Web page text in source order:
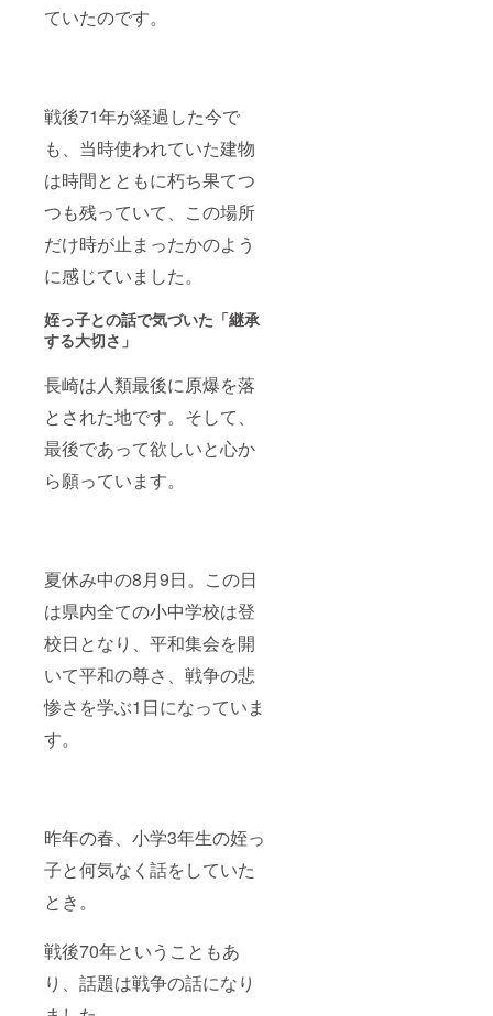
ていたのです。
戦後71年が経過した今で
も、当時使われていた建物
は時間とともに朽ち果てつ
つも残っていて、この場所
だけ時が止まったかのよう
に感じていました。
姪っ子との話で気づいた「継承
する大切さ」
長崎は人類最後に原爆を落
とされた地です。そして、
最後であって欲しいと心か
ら願っています。
夏休み中の8月9日。この日
は県内全ての小中学校は登
校日となり、平和集会を開
いて平和の尊さ、戦争の悲
惨さを学ぶ1日になっていま
す。
昨年の春、小学3年生の姪っ
子と何気なく話をしていた
とき。
戦後70年ということもあ
り、話題は戦争の話になり